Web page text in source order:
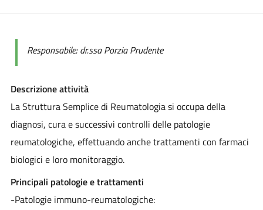
Responsabile: dr.ssa Porzia Prudente
Descrizione attività
La Struttura Semplice di Reumatologia si occupa della
diagnosi, cura e successivi controlli delle patologie
reumatologiche, effettuando anche trattamenti con farmaci
biologici e loro monitoraggio.
Principali patologie e trattamenti
-Patologie immuno-reumatologiche: